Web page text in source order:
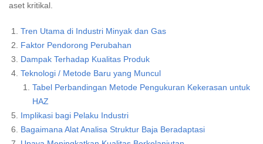
aset kritikal.
Tren Utama di Industri Minyak dan Gas
Faktor Pendorong Perubahan
Dampak Terhadap Kualitas Produk
Teknologi / Metode Baru yang Muncul
Tabel Perbandingan Metode Pengukuran Kekerasan untuk
HAZ
Implikasi bagi Pelaku Industri
Bagaimana Alat Analisa Struktur Baja Beradaptasi